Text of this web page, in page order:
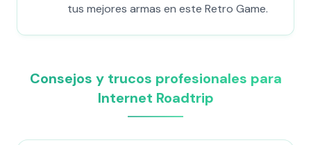
tus mejores armas en este Retro Game.
Consejos y trucos profesionales para
Internet Roadtrip